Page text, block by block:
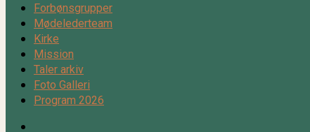
Forbønsgrupper
Mødelederteam
Kirke
Mission
Taler arkiv
Foto Galleri
Program 2026